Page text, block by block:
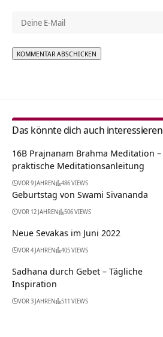
Das könnte dich auch interessieren
16B Prajnanam Brahma Meditation –
praktische Meditationsanleitung
VOR 9 JAHREN 486 VIEWS
Geburtstag von Swami Sivananda
VOR 12 JAHREN 506 VIEWS
Neue Sevakas im Juni 2022
VOR 4 JAHREN 405 VIEWS
Sadhana durch Gebet – Tägliche
Inspiration
VOR 3 JAHREN 511 VIEWS